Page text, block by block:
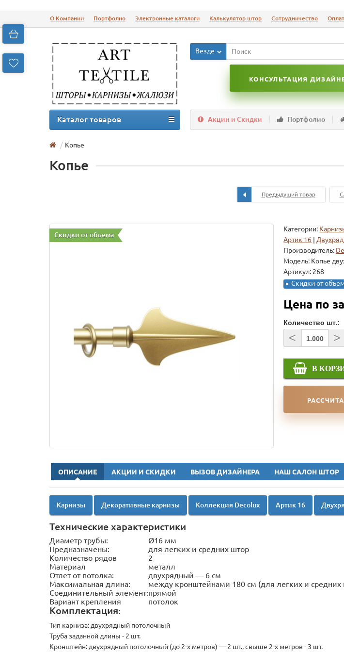
О Компании Портфолио Электронные каталоги Калькулятор штор Сотрудничество
Везде
КОНСУЛЬТАЦИЯ
Акции и Скидки Портфолио
Каталог товаров
Копье
Копье
Предыдущий товар
Скидки от объема
Категории:
Артик 16
Производитель:
Модель: Копье
Артикул: 268
Скидки от
Цена по
Количество шт.:
< >
В
ОПИСАНИЕ АКЦИИ И СКИДКИ ВЫЗОВ ДИЗАЙНЕРА НАШ САЛОН ШТОР
Карнизы Декоративные карнизы Коллекция Decolux Артик 16
Технические характеристики
Диаметр трубы:
Ø16 мм
Предназначены:
для легких и средних штор
Количество рядов
2
Материал
металл
Отлет от потолка:
двухрядный — 6 см
Максимальная длина:
между кронштейнами 180 см (для легких и средних
Соединительный элемент:прямой
Вариант крепления
потолок
Комплектация:
Тип карниза:двухрядный потолочный
Труба заданной длины - 2 шт.
Кронштейн:двухрядный потолочный (до 2-х метров) — 2 шт., свыше 2-х метров - 3 шт.